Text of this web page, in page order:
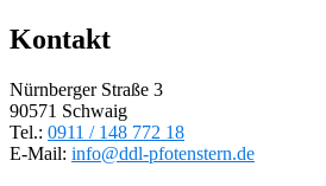
Kontakt
Nürnberger Straße 3
90571 Schwaig
Tel.: 0911 / 148 772 18
E-Mail: info@ddl-pfotenstern.de